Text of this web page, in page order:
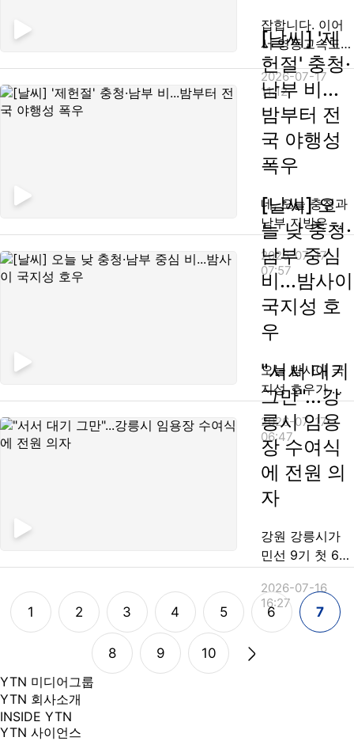
하고는 내려져
있지 않습니다.
[앵커] 그러...
가 기승을 부리
겠습니다. 서울
32도, 강릉과 광
주 31도, 대구
32도까지 오르
겠고요. 전남 동
부와 제주도에는
'폭염주의보'가
체감 온도가 33
도를 웃도는 곳
도 있겠습니다.
지...
잡합니다. 이어
서 영동고속도로
에도 많은 차량
이 몰리고 있습
니다. 경기 용인
시 마성터널 쪽
을 보면, 강릉으
로 넘어가려는
차량 행렬이 길
게 이어지고 있
습니다. 전체적
으로 60km 구간
이 정체되고 있
고, 덕평에서 여
주 휴게소까지
20km가 가장 밀
리고 있습니다.
고속도로 교통량
은 얼...
2026-07-17
11:12
[날씨] '제
헌절' 충청·
남부 비...
밤부터 전
국 야행성
폭우
네, 오늘 충청과
남부 지방은 비
가 내리지만 30
도를 웃도는 무
더위는 계속됩니
다. 지난 밤사이
영동과 영남을
중심으로 열대야
다. 강릉, 포항,
대구 울산, 광주
제주 등 주로 남
부와 제주였는데
요. 낮에도 습도
가 높아 무덥겠
습니다. 서울 32
도, 광주 31도,
오르겠는데...
2026-07-17
07:57
[날씨] 오
늘 낮 충청·
남부 중심
비...밤사이
국지성 호
우
오늘 밤사이 국
지성 호우가 예
상되는데요. 모
레까지 중부를
중심으로 많은
곳은 250밀리미
터 이상의 폭우
가 예상됩니다.
25.7도, 대구가
26.9도로 열대야
고요, 낮 기온 서
울 32도, 대구도
32도까지 오르
2026-07-17
06:47
"서서 대기
그만"...강
릉시 임용
장 수여식
에 전원 의
자
강원 강릉시가
민선 9기 첫 6급
여식을 참석자
전원에게 의자를
제공하는 새로운
2026-07-16
16:27
1 2 3 4 5 6 7
8 9
10
YTN 미디어그룹
YTN 회사소개
INSIDE YTN
YTN 사이언스